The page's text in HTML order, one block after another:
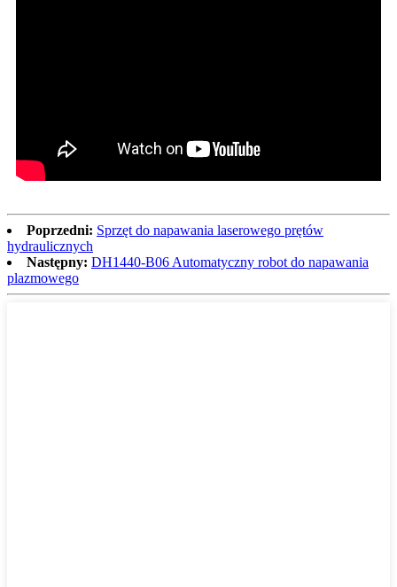
Poprzedni: Sprzęt do napawania laserowego prętów
hydraulicznych
Następny: DH1440-B06 Automatyczny robot do napawania
plazmowego